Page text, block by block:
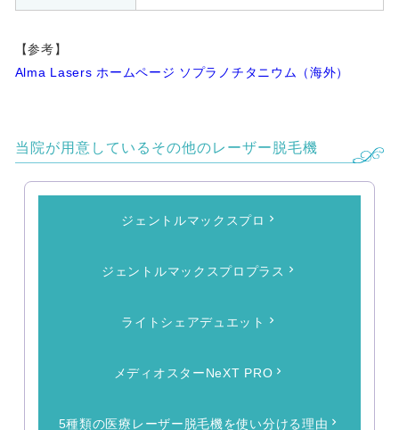
【参考】
Alma Lasers ホームページ ソプラノチタニウム（海外）
当院が用意しているその他のレーザー脱毛機
ジェントルマックスプロ
ジェントルマックスプロプラス
ライトシェアデュエット
メディオスターNeXT PRO
5種類の医療レーザー脱毛機を使い分ける理由